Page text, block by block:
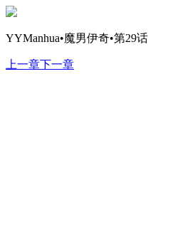
YYManhua•魔男伊奇•第29话
上一章下一章